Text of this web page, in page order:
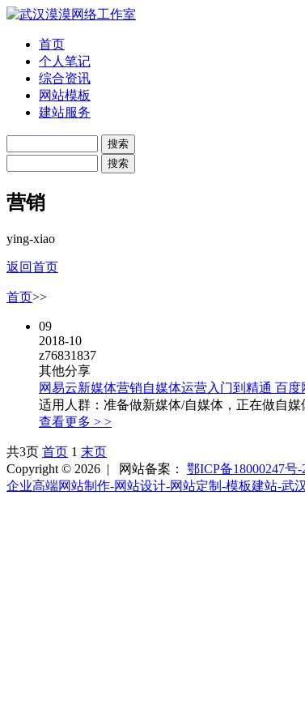
首页
个人笔记
综合资讯
网站模板
建站服务
营销
ying-xiao
返回首页
首页>>
09
2018-10
z76831837
其他分享
网易云新媒体营销自媒体运营入门到精通 百度
适用人群：准备做新媒体/自媒体，正在做自
查看更多 > >
共3页 首页 1 末页
Copyright © 2026 |
网站备案：
鄂ICP备18000247号-
企业高端网站制作-网站设计-网站定制-模板建站-武